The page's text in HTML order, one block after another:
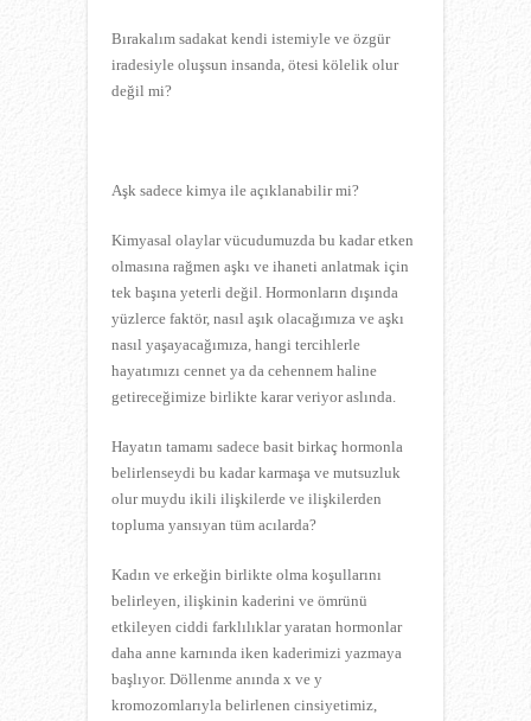
Bırakalım sadakat kendi istemiyle ve özgür
iradesiyle oluşsun insanda, ötesi kölelik olur
değil mi?
Aşk sadece kimya ile açıklanabilir mi?
Kimyasal olaylar vücudumuzda bu kadar etken
olmasına rağmen aşkı ve ihaneti anlatmak için
tek başına yeterli değil. Hormonların dışında
yüzlerce faktör, nasıl aşık olacağımıza ve aşkı
nasıl yaşayacağımıza, hangi tercihlerle
hayatımızı cennet ya da cehennem haline
getireceğimize birlikte karar veriyor aslında.
Hayatın tamamı sadece basit birkaç hormonla
belirlenseydi bu kadar karmaşa ve mutsuzluk
olur muydu ikili ilişkilerde ve ilişkilerden
topluma yansıyan tüm acılarda?
Kadın ve erkeğin birlikte olma koşullarını
belirleyen, ilişkinin kaderini ve ömrünü
etkileyen ciddi farklılıklar yaratan hormonlar
daha anne karnında iken kaderimizi yazmaya
başlıyor. Döllenme anında x ve y
kromozomlarıyla belirlenen cinsiyetimiz,